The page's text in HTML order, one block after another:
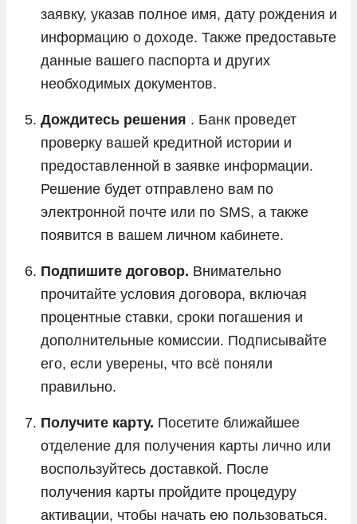
заявку, указав полное имя, дату рождения и
информацию о доходе. Также предоставьте
данные вашего паспорта и других
необходимых документов.
Дождитесь решения . Банк проведет
проверку вашей кредитной истории и
предоставленной в заявке информации.
Решение будет отправлено вам по
электронной почте или по SMS, а также
появится в вашем личном кабинете.
Подпишите договор. Внимательно
прочитайте условия договора, включая
процентные ставки, сроки погашения и
дополнительные комиссии. Подписывайте
его, если уверены, что всё поняли
правильно.
Получите карту. Посетите ближайшее
отделение для получения карты лично или
воспользуйтесь доставкой. После
получения карты пройдите процедуру
активации, чтобы начать ею пользоваться.